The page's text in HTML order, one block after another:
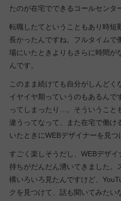
たのが在宅でできるコールセンタ
転職したてということもあり時短
長かったんですね。フルタイムで
場にいたときよりもさらに時間が
んです。
このまま続けても自分がしんど
イヤイヤ期っていうのもあるんで
ってしまったり…。そういうこと
違うってなって、また在宅で働け
いたときにWEBデザイナーを見つ
すごく楽しそうだし、WEBデザ
持ちがだんだん湧いてきました。
構いろいろ見たんですけど、
クを見つけて、話も聞いてみたい